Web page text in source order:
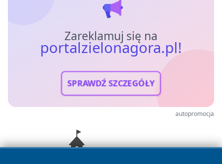
Zareklamuj się na
portalzielonagora.pl!
SPRAWDŹ SZCZEGÓŁY
autopromocja